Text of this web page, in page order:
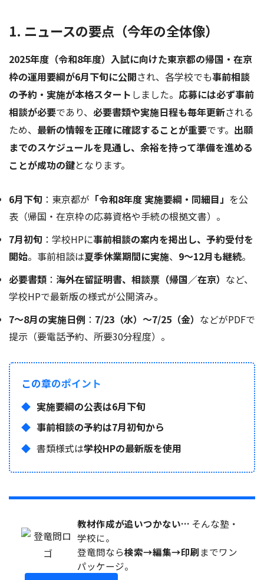
1. ニュースの要点（今年の全体像）
2025年度（令和8年度）入試に向けた東京都の帰国・在京
枠の運用要綱が6月下旬に公開され、各学校でも事前相談
の予約・実施が本格スタート しました。 応募には必ず事前
相談が必要であり、 必要書類や実施日程も毎年更新される
ため、 最新の情報を正確に確認することが重要です。 出願
までのスケジュールを見通し、余裕を持って準備を進める
ことが成功の鍵となります。
6月下旬 ：東京都が 「令和8年度 実施要綱・同細目」 を公
表（帰国・在京枠の応募資格や手続の根拠文書）。
7月初旬 ：学校HPに事前相談の案内を掲出し、予約受付を
開始。事前相談は夏季休業期間に実施、 9～12月も継続。
必要書類 ： 海外在留証明書、相談票（帰国／在京） など、
学校HPで最新版の様式が公開済み。
7～8月の実施日例 ： 7/23（水）～7/25（金） などがPDFで
提示（要電話予約、所要30分程度）。
この章のポイント
実施要綱の公表は6月下旬
事前相談の予約は7月初旬から
書類様式は学校HPの最新版を使用
教材作成が追いつかない… そんな塾・
学校に。
登竜問なら検索→編集→印刷 までワン
パッケージ。